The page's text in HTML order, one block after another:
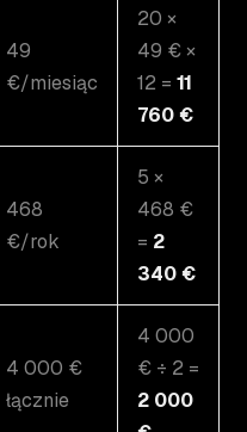
49
€/miesiąc
20 ×
49 € ×
12 = 11
760 €
468
€/rok
5 ×
468 €
= 2
340 €
4 000 €
łącznie
4 000
€ ÷ 2 =
2 000